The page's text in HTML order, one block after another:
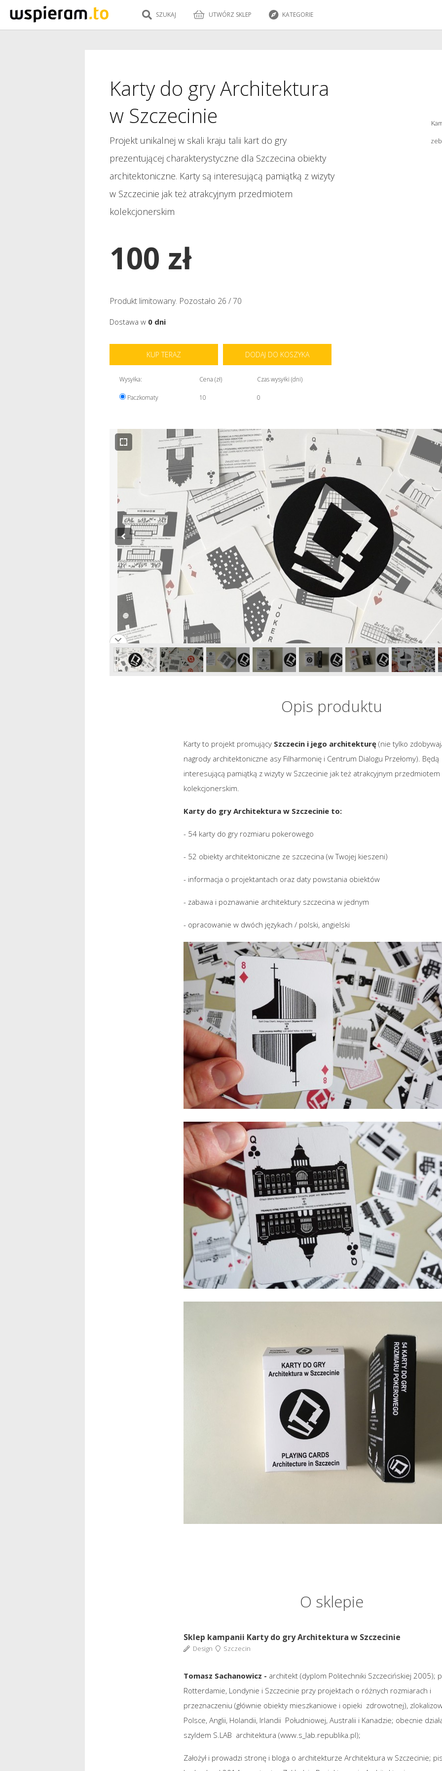
SZUKAJ UTWÓRZ SKLEP KATEGORIE
Karty do gry Architektura
w Szczecinie
Projekt unikalnej w skali kraju talii kart do gry
prezentującej charakterystyczne dla Szczecina obiekty
architektoniczne. Karty są interesującą pamiątką z wizyty
w Szczecinie jak też atrakcyjnym przedmiotem
kolekcjonerskim
100 zł
Produkt limitowany. Pozostało 26 / 70
Dostawa w 0 dni
KUP TERAZ DODAJ DO KOSZYKA
Wysyłka: Cena (zł) Czas wysyłki (dni)
Paczkomaty 10 0
Opis produktu
Karty to projekt promujący Szczecin i jego architekturę (nie tylko
nagrody architektoniczne asy Filharmonię i Centrum Dialogu Przełomy). Będą
interesującą pamiątką z wizyty w Szczecinie jak też atrakcyjnym przedmiotem
kolekcjonerskim.
Karty do gry Architektura w Szczecinie to:
- 54 karty do gry rozmiaru pokerowego
- 52 obiekty architektoniczne ze szczecina (w Twojej kieszeni)
- informacja o projektantach oraz daty powstania obiektów
- zabawa i poznawanie architektury szczecina w jednym
- opracowanie w dwóch językach / polski, angielski
O sklepie
Sklep kampanii Karty do gry Architektura w Szczecinie
Design Szczecin
Tomasz Sachanowicz - architekt (dyplom Politechniki Szczecińskiej 2005);
Rotterdamie, Londynie i Szczecinie przy projektach o różnych rozmiarach i
przeznaczeniu (głównie obiekty mieszkaniowe i opieki zdrowotnej),
Polsce, Anglii, Holandii, Irlandii Południowej, Australii i Kanadzie; obecnie
szyldem S.LAB architektura (www.s_lab.republika.pl);
Założył i prowadzi stronę i bloga o architekturze Architektura w Szczecinie;